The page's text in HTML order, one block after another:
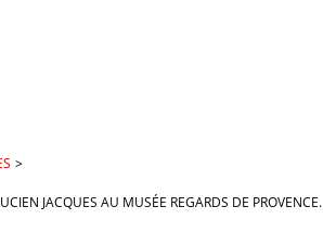
>
JACQUES AU MUSÉE REGARDS DE PROVENCE.